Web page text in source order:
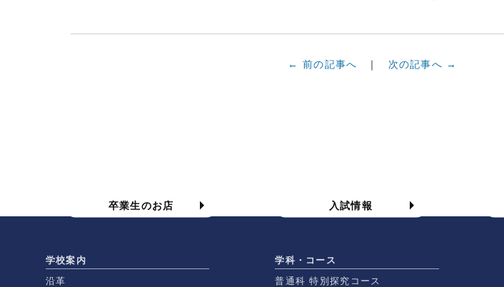
← 前の記事へ 次の記事へ →
卒業生のお店 入試情報
学校案内
沿革
学科・コース
普通科 特別探究コース